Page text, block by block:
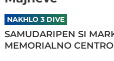
NAKHLO 3 DIVE
SAMUDARIPEN SI
MEMORIALNO